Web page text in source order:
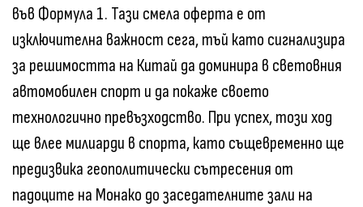
във Формула 1. Тази смела оферта е от
изключителна важност сега, тъй като сигнализира
за решимостта на Китай да доминира в световния
автомобилен спорт и да покаже своето
технологично превъзходство. При успех, този ход
ще влее милиарди в спорта, като същевременно ще
предизвика геополитически сътресения от
падоците на Монако до заседателните зали на